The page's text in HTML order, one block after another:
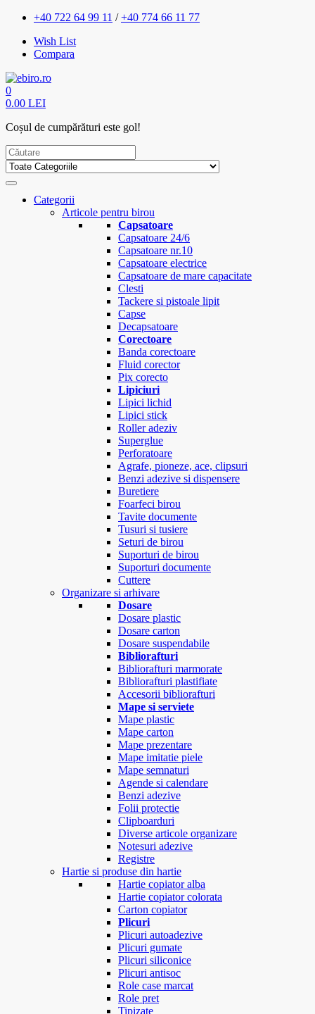
+40 722 64 99 11 /+40 774 66 11 77
Wish List
Compara
0
0.00 LEI
Coșul de cumpărături este gol!
Categorii
Articole pentru birou
Capsatoare
Capsatoare 24/6
Capsatoare nr.10
Capsatoare electrice
Capsatoare de mare capacitate
Clesti
Tackere si pistoale lipit
Capse
Decapsatoare
Corectoare
Banda corectoare
Fluid corector
Pix corecto
Lipiciuri
Lipici lichid
Lipici stick
Roller adeziv
Superglue
Perforatoare
Agrafe, pioneze, ace, clipsuri
Benzi adezive si dispensere
Buretiere
Foarfeci birou
Tavite documente
Tusuri si tusiere
Seturi de birou
Suporturi de birou
Suporturi documente
Cuttere
Organizare si arhivare
Dosare
Dosare plastic
Dosare carton
Dosare suspendabile
Bibliorafturi
Bibliorafturi marmorate
Bibliorafturi plastifiate
Accesorii bibliorafturi
Mape si serviete
Mape plastic
Mape carton
Mape prezentare
Mape imitatie piele
Mape semnaturi
Agende si calendare
Benzi adezive
Folii protectie
Clipboarduri
Diverse articole organizare
Notesuri adezive
Registre
Hartie si produse din hartie
Hartie copiator alba
Hartie copiator colorata
Carton copiator
Plicuri
Plicuri autoadezive
Plicuri gumate
Plicuri siliconice
Plicuri antisoc
Role case marcat
Role pret
Tipizate